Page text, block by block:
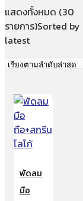
แสดงทั้งหมด (30
รายการ)Sorted by
latest
พัดลม
มือ